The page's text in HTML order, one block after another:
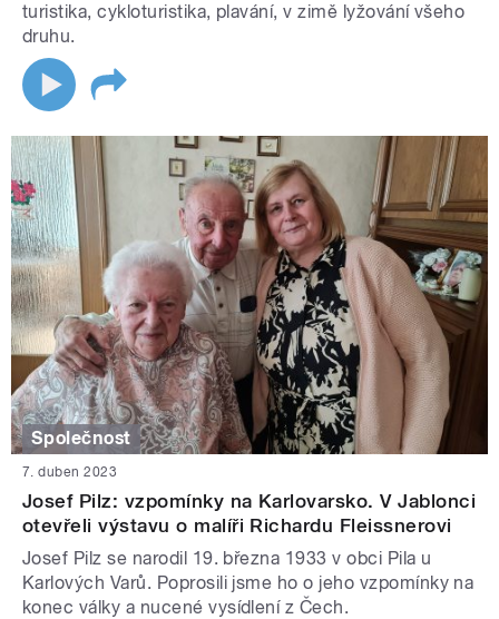
turistika, cykloturistika, plavání, v zimě lyžování všeho
druhu.
Společnost
7. duben 2023
Josef Pilz: vzpomínky na Karlovarsko. V Jablonci
otevřeli výstavu o malíři Richardu Fleissnerovi
Josef Pilz se narodil 19. března 1933 v obci Pila u
Karlových Varů. Poprosili jsme ho o jeho vzpomínky na
konec války a nucené vysídlení z Čech.